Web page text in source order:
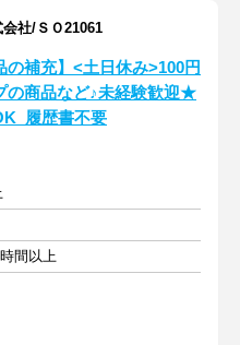
社/ＳＯ21061
の補充】<土日休み>100円
の商品など♪未経験歓迎★
履歴書不要
間以上